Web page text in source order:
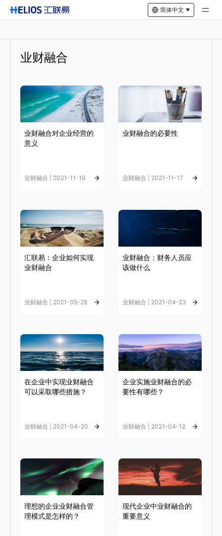
简体中文
业财融合
业财融合对企业经营的
意义
业财融合 | 2021-11-19
业财融合的必要性
业财融合 | 2021-11-17
汇联易：企业如何实现
业财融合
业财融合 | 2021-05-28
业财融合：财务人员应
该做什么
业财融合 | 2021-04-23
在企业中实现业财融合
可以采取哪些措施？
业财融合 | 2021-04-20
企业实施业财融合的必
要性有哪些？
业财融合 | 2021-04-12
理想的企业业财融合管
理模式是怎样的？
现代企业中业财融合的
重要意义